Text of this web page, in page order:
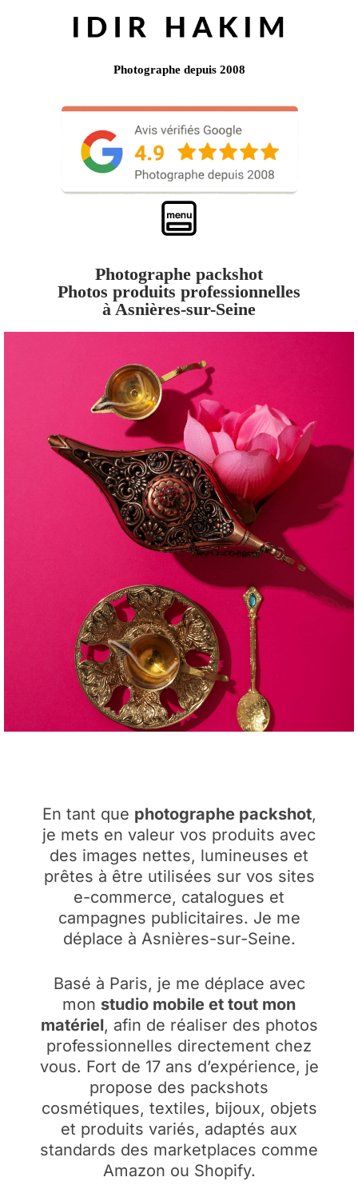
Photographe depuis 2008
Photographe packshot
Photos produits professionnelles
à Asnières-sur-Seine
En tant que photographe packshot,
je mets en valeur vos produits avec
des images nettes, lumineuses et
prêtes à être utilisées sur vos sites
e-commerce, catalogues et
campagnes publicitaires. Je me
déplace à Asnières-sur-Seine.
Basé à Paris, je me déplace avec
mon studio mobile et tout mon
matériel, afin de réaliser des photos
professionnelles directement chez
vous. Fort de 17 ans d’expérience, je
propose des packshots
cosmétiques, textiles, bijoux, objets
et produits variés, adaptés aux
standards des marketplaces comme
Amazon ou Shopify.